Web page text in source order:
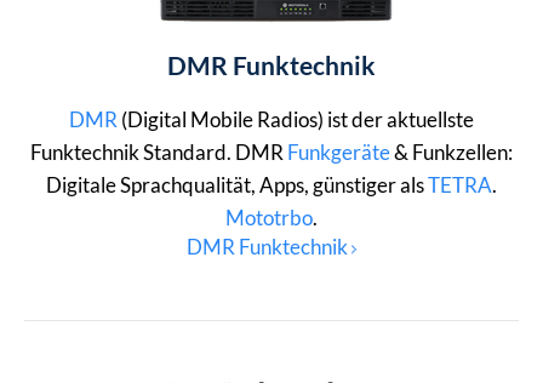
DMR Funktechnik
DMR (Digital Mobile Radios) ist der aktuellste
Funktechnik Standard. DMR Funkgeräte& Funkzellen:
Digitale Sprachqualität, Apps, günstiger alsTETRA.
Mototrbo.
DMR Funktechnik